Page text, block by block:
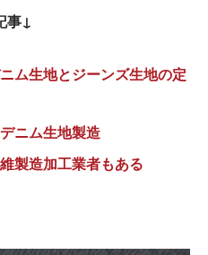
事↓
ム生地とジーンズ生地の定
ニム生地製造
製造加工業者もある